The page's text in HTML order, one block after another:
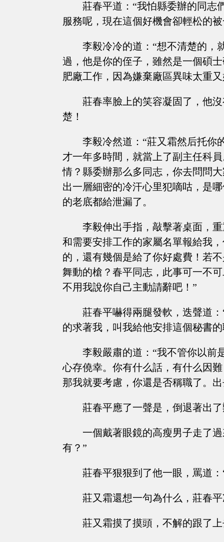
莊春平道：“我怕縣委辦的同志
服務呢，現在這個好機會卻輕松的
李毅冷冷的道：“想不清楚的，
過，他是你的侄子，雖然是一個碩
肥廠工作，因為嫌棄廠區異味太重
莊春率臉上的笑容凝固了，他
楚！
李毅冷然道：“莊又霜然后托你
才一年多時間，就當上了副主任科
情？縣委辦那么多同志，你去問問
出一層細密的冷汗心里犯嘀咕，是
的老底都給泄漏了。
李毅伸出手指，敲擊著桌面，
和需要安排工作的家屬名單報給我
的，還有幾個是給了你好處費！若
舞動的槍？春平同志，此事可一不
不用我說你自己主動請辭吧！”
莊春平嚇得兩腿發軟，迭聲道
的求著我，叫我給他安排這個秘書
李毅嚴肅的道：“我不管你以前
心存僥幸。你有什么話，有什么因
那我就要考慮，你還是否稱職了。
莊春平應了一聲是，倒退著出
一個戴著眼鏡的高瘦男子走了
有？”
莊春平狠狠到了他一眼，罵道
莊又霜還想一句為什么，莊春
莊又霜摸了摸頭，不解的跟了